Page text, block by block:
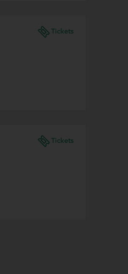
Tickets
Tickets